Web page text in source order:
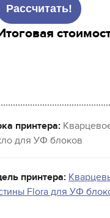
принтера:
для УФ блоков
принтера:
Flora для УФ